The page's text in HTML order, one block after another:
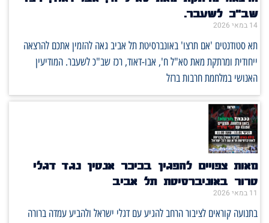
שב"כ לשעבר.
14 במאי 2026
תא סטודנטים 'אם תרצו' באונברסיטת תל אביב גאה להזמין אתכם להרצאה
ייחודית ומרתקת מאת סא"ל ח', אבו-דאוד, רכז שב"כ לשעבר. המודיעין
האנושי במלחמת חרבות ברזל
מאות צפויים להפגין בכיכר אנטין נגד דגלי
טרור באוניברסיטת תל אביב
11 במאי 2026
בתנועה קוראים לציבור הרחב להגיע עם דגלי ישראל ולהביע עמדה ברורה